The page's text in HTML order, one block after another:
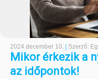
2024 december 10. Szerző:
Mikor érkezik a
az időpontok!